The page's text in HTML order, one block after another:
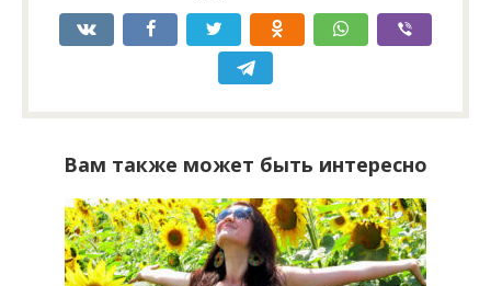
Вам также может быть интересно